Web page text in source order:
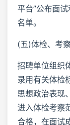
平台”公布面
名单。
(五)体检、考
招聘单位组织
录用有关体检
思想政治表现
进入体检考察
合格，在面试